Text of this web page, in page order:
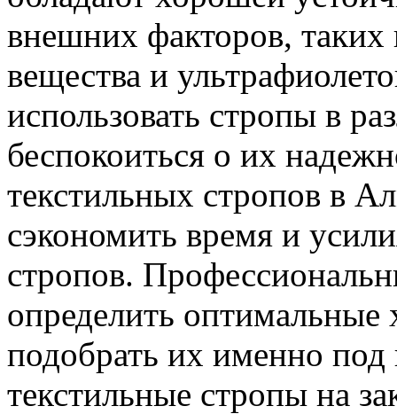
внешних факторов, таких
вещества и
использовать стропы в
беспокоиться о их
текстильных стропов в
сэкономить время и
стропов.
определить оптимальные
подобрать их именно
текстильные стропы на